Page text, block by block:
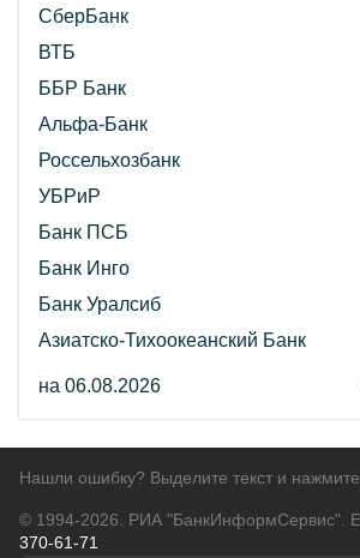
СберБанк
ВТБ
ББР Банк
Альфа-Банк
Россельхозбанк
УБРиР
Банк ПСБ
Банк Инго
Банк Уралсиб
Азиатско-Тихоокеанский Банк
на 06.08.2026
Нашли ошибку? Выделите текст и нажмите
© 1994-2026. РИА "БанкИнформСервис".
370-61-71